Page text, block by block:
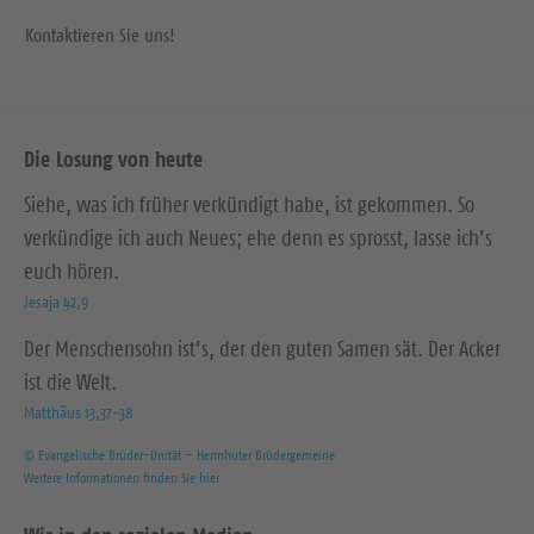
Kontaktieren Sie uns!
Die Losung von heute
Siehe, was ich früher verkündigt habe, ist gekommen. So
verkündige ich auch Neues; ehe denn es sprosst, lasse ich’s
euch hören.
Jesaja 42,9
Der Menschensohn ist’s, der den guten Samen sät. Der Acker
ist die Welt.
Matthäus 13,37-38
© Evangelische Brüder-Unität – Herrnhuter Brüdergemeine
Weitere Informationen finden Sie hier